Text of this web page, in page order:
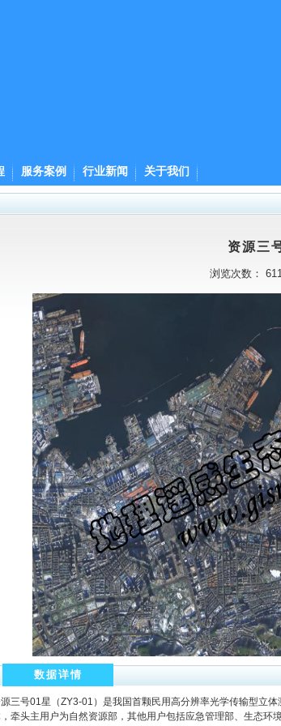
服务案例 行业新闻 关于我们
资源三
浏览次数：
数据详情
三号01星（ZY3-01）是我国首颗民用高分辨率光学传输型立
牵头主用户为自然资源部，其他用户包括应急管理部、生态